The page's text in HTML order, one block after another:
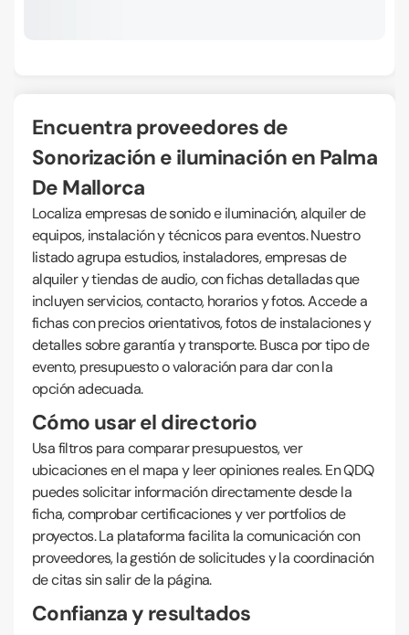
Encuentra proveedores de
Sonorización e iluminación en Palma
De Mallorca
Localiza empresas de sonido e iluminación, alquiler de
equipos, instalación y técnicos para eventos. Nuestro
listado agrupa estudios, instaladores, empresas de
alquiler y tiendas de audio, con fichas detalladas que
incluyen servicios, contacto, horarios y fotos. Accede a
fichas con precios orientativos, fotos de instalaciones y
detalles sobre garantía y transporte. Busca por tipo de
evento, presupuesto o valoración para dar con la
opción adecuada.
Cómo usar el directorio
Usa filtros para comparar presupuestos, ver
ubicaciones en el mapa y leer opiniones reales. En QDQ
puedes solicitar información directamente desde la
ficha, comprobar certificaciones y ver portfolios de
proyectos. La plataforma facilita la comunicación con
proveedores, la gestión de solicitudes y la coordinación
de citas sin salir de la página.
Confianza y resultados